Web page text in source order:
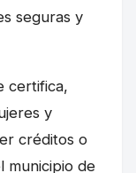
seguras y
certifica,
y
créditos o
municipio de